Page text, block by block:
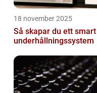
18 november 2025
Så skapar du ett smart
underhållningssystem